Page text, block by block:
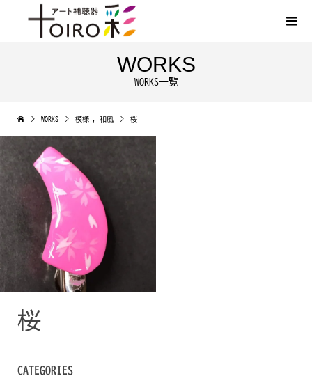
WORKS
WORKS一覧
WORKS 模様 , 和風 桜
桜
桜
CATEGORIES